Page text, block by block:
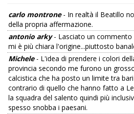
carlo montrone- In realtà il Beatillo
della propria affermazione.
antonio arky- Lasciato un commento
mi è più chiara l'origine...piuttosto
Michele- L'idea di prendere i colori
provincia secondo me furono un
calcistica che ha posto un limite tra
contrario di quello che hanno fatto a
la squadra del salento quindi più
spesso snobba i paesani.